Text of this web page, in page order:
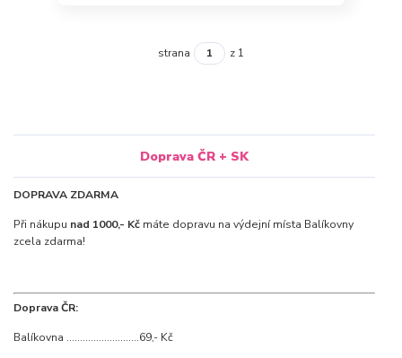
strana z 1
Doprava ČR + SK
DOPRAVA ZDARMA
Při nákupu nad 1000,- Kč máte dopravu na výdejní místa Balíkovny
zcela zdarma!
Doprava ČR:
Balíkovna ...........................69,- Kč